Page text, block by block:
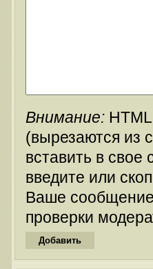
Внимание:
(вырезаются из
вставить в
введите или
Ваше
проверки